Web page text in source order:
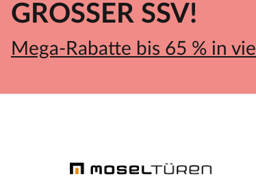
GROSSER SSV!
Mega-Rabatte bis 65 % in